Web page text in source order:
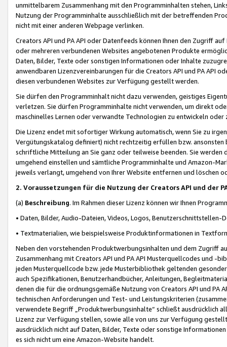
unmittelbarem Zusammenhang mit den Programminhalten stehen,
Nutzung der Programminhalte ausschließlich mit der betreffenden
nicht mit einer anderen Webpage verlinken.
Creators API und PA API oder Datenfeeds können Ihnen den Zugriff
oder mehreren verbundenen Websites angebotenen Produkte
Daten, Bilder, Texte oder sonstigen Informationen oder Inhalte
anwendbaren Lizenzvereinbarungen für die Creators API und PA API
diesen verbundenen Websites zur Verfügung gestellt werden.
Sie dürfen den Programminhalt nicht dazu verwenden, geistiges
verletzen. Sie dürfen Programminhalte nicht verwenden, um direkt
maschinelles Lernen oder verwandte Technologien zu entwickeln
Die Lizenz endet mit sofortiger Wirkung automatisch, wenn Sie zu
Vergütungskatalog definiert) nicht rechtzeitig erfüllen bzw. ansonsten
schriftliche Mitteilung an Sie ganz oder teilweise beenden. Sie werden
umgehend einstellen und sämtliche Programminhalte und Amazon-
jeweils verlangt, umgehend von Ihrer Website entfernen und löschen
2. Voraussetzungen für die Nutzung der Creators API und der
(a) Beschreibung. Im Rahmen dieser Lizenz können wir Ihnen
• Daten, Bilder, Audio-Dateien, Videos, Logos, Benutzerschnittstellen-
• Textmaterialien, wie beispielsweise Produktinformationen in
Neben den vorstehenden Produktwerbungsinhalten und dem Zugriff
Zusammenhang mit Creators API und PA API Musterquellcodes und
jeden Musterquellcode bzw. jede Musterbibliothek geltenden
auch Spezifikationen, Benutzerhandbücher, Anleitungen,
denen die für die ordnungsgemäße Nutzung von Creators API und PA
technischen Anforderungen und Test- und Leistungskriterien
verwendete Begriff „Produktwerbungsinhalte“ schließt ausdrücklich
Lizenz zur Verfügung stellen, sowie alle von uns zur Verfügung
ausdrücklich nicht auf Daten, Bilder, Texte oder sonstige
es sich nicht um eine Amazon-Website handelt.